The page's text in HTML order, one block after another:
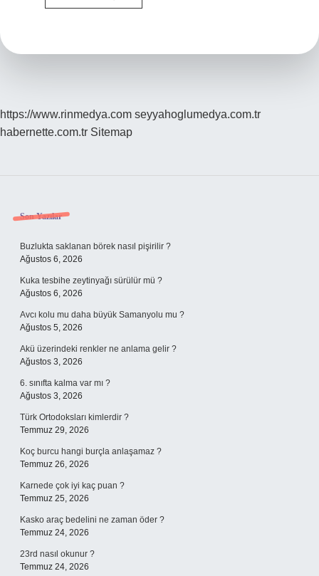
Yol
https://www.rinmedya.com seyyahoglumedya.com.tr
habernette.com.tr Sitemap
Sidebar
Son Yazılar
Buzlukta saklanan börek nasıl pişirilir ?
Ağustos 6, 2026
Kuka tesbihe zeytinyağı sürülür mü ?
Ağustos 6, 2026
Avcı kolu mu daha büyük Samanyolu mu ?
Ağustos 5, 2026
Akü üzerindeki renkler ne anlama gelir ?
Ağustos 3, 2026
6. sınıfta kalma var mı ?
Ağustos 3, 2026
Türk Ortodoksları kimlerdir ?
Temmuz 29, 2026
Koç burcu hangi burçla anlaşamaz ?
Temmuz 26, 2026
Karnede çok iyi kaç puan ?
Temmuz 25, 2026
Kasko araç bedelini ne zaman öder ?
Temmuz 24, 2026
23rd nasıl okunur ?
Temmuz 24, 2026